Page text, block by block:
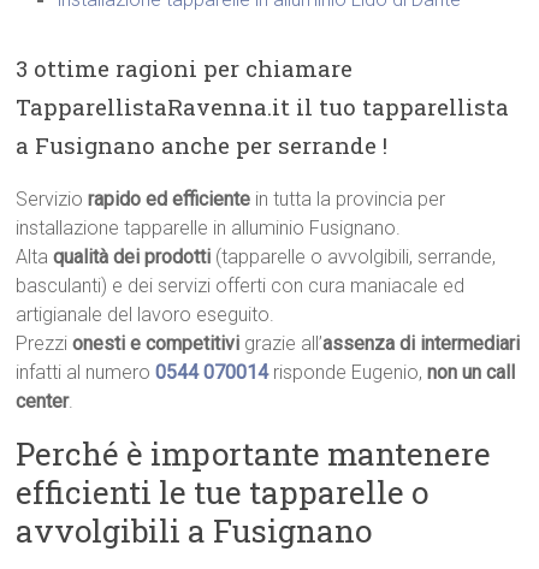
3 ottime ragioni per chiamare
TapparellistaRavenna.it il tuo tapparellista
a Fusignano anche per serrande !
Serviziorapido ed efficiente in tutta la provincia per
installazione tapparelle in alluminio Fusignano.
Altaqualità dei prodotti (tapparelle o avvolgibili, serrande,
basculanti) e dei servizi offerti con cura maniacale ed
artigianale del lavoro eseguito.
Prezzionesti e competitivi grazie all’assenza di intermediari
infatti al numero0544 070014 risponde Eugenio,non un call
center.
Perché è importante mantenere
efficienti le tue tapparelle o
avvolgibili a Fusignano